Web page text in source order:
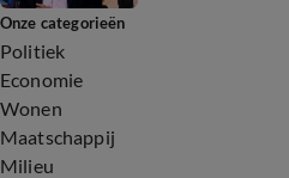
Onze categorieën
Politiek
Economie
Wonen
Maatschappij
Milieu